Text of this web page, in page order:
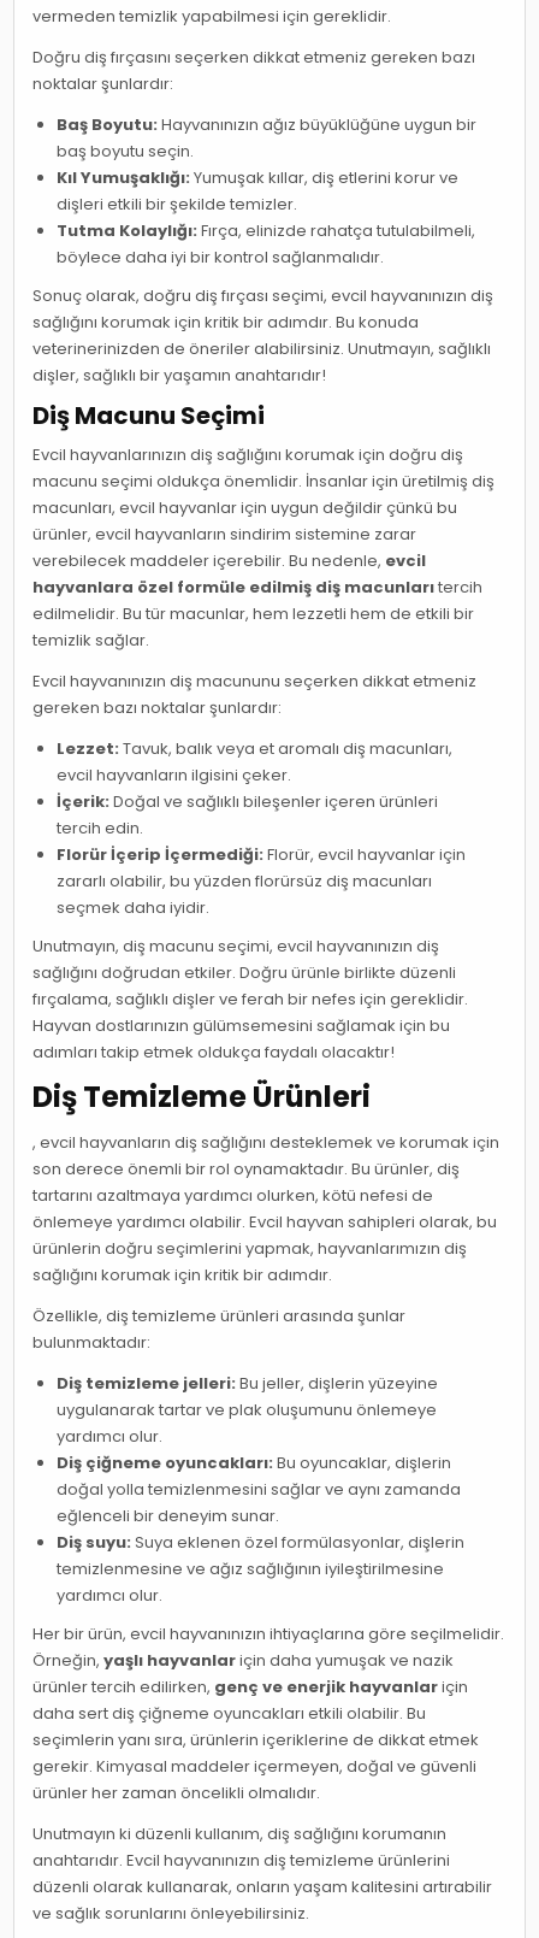
vermeden temizlik yapabilmesi için gereklidir.
Doğru diş fırçasını seçerken dikkat etmeniz gereken bazı
noktalar şunlardır:
Baş Boyutu: Hayvanınızın ağız büyüklüğüne uygun bir
baş boyutu seçin.
Kıl Yumuşaklığı: Yumuşak kıllar, diş etlerini korur ve
dişleri etkili bir şekilde temizler.
Tutma Kolaylığı: Fırça, elinizde rahatça tutulabilmeli,
böylece daha iyi bir kontrol sağlanmalıdır.
Sonuç olarak, doğru diş fırçası seçimi, evcil hayvanınızın diş
sağlığını korumak için kritik bir adımdır. Bu konuda
veterinerinizden de öneriler alabilirsiniz. Unutmayın, sağlıklı
dişler, sağlıklı bir yaşamın anahtarıdır!
Diş Macunu Seçimi
Evcil hayvanlarınızın diş sağlığını korumak için doğru diş
macunu seçimi oldukça önemlidir. İnsanlar için üretilmiş diş
macunları, evcil hayvanlar için uygun değildir çünkü bu
ürünler, evcil hayvanların sindirim sistemine zarar
verebilecek maddeler içerebilir. Bu nedenle, evcil
hayvanlara özel formüle edilmiş diş macunlarıtercih
edilmelidir. Bu tür macunlar, hem lezzetli hem de etkili bir
temizlik sağlar.
Evcil hayvanınızın diş macununu seçerken dikkat etmeniz
gereken bazı noktalar şunlardır:
Lezzet: Tavuk, balık veya et aromalı diş macunları,
evcil hayvanların ilgisini çeker.
İçerik: Doğal ve sağlıklı bileşenler içeren ürünleri
tercih edin.
Florür İçerip İçermediği: Florür, evcil hayvanlar için
zararlı olabilir, bu yüzden florürsüz diş macunları
seçmek daha iyidir.
Unutmayın, diş macunu seçimi, evcil hayvanınızın diş
sağlığını doğrudan etkiler. Doğru ürünle birlikte düzenli
fırçalama, sağlıklı dişler ve ferah bir nefes için gereklidir.
Hayvan dostlarınızın gülümsemesini sağlamak için bu
adımları takip etmek oldukça faydalı olacaktır!
Diş Temizleme Ürünleri
, evcil hayvanların diş sağlığını desteklemek ve korumak için
son derece önemli bir rol oynamaktadır. Bu ürünler, diş
tartarını azaltmaya yardımcı olurken, kötü nefesi de
önlemeye yardımcı olabilir. Evcil hayvan sahipleri olarak, bu
ürünlerin doğru seçimlerini yapmak, hayvanlarımızın diş
sağlığını korumak için kritik bir adımdır.
Özellikle, diş temizleme ürünleri arasında şunlar
bulunmaktadır:
Diş temizleme jelleri: Bu jeller, dişlerin yüzeyine
uygulanarak tartar ve plak oluşumunu önlemeye
yardımcı olur.
Diş çiğneme oyuncakları: Bu oyuncaklar, dişlerin
doğal yolla temizlenmesini sağlar ve aynı zamanda
eğlenceli bir deneyim sunar.
Diş suyu: Suya eklenen özel formülasyonlar, dişlerin
temizlenmesine ve ağız sağlığının iyileştirilmesine
yardımcı olur.
Her bir ürün, evcil hayvanınızın ihtiyaçlarına göre seçilmelidir.
Örneğin,yaşlı hayvanlariçin daha yumuşak ve nazik
ürünler tercih edilirken, genç ve enerjik hayvanlariçin
daha sert diş çiğneme oyuncakları etkili olabilir. Bu
seçimlerin yanı sıra, ürünlerin içeriklerine de dikkat etmek
gerekir. Kimyasal maddeler içermeyen, doğal ve güvenli
ürünler her zaman öncelikli olmalıdır.
Unutmayın ki düzenli kullanım, diş sağlığını korumanın
anahtarıdır. Evcil hayvanınızın diş temizleme ürünlerini
düzenli olarak kullanarak, onların yaşam kalitesini artırabilir
ve sağlık sorunlarını önleyebilirsiniz.